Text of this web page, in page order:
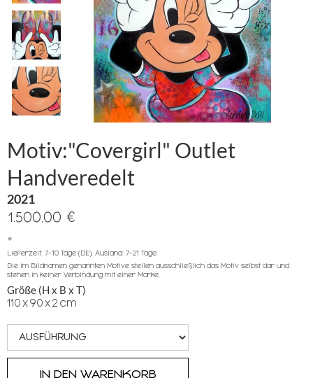
Motiv:"Covergirl" Outlet
Handveredelt
2021
1.500,00 €
*
Lieferzeit: 7-10 Tage (DE), Ausland: 7-21 Tage.
Die im Bildnamen genannten Motive stellen ausschließlich das Motiv selbst dar und
stehen in keiner Verbindung mit einer Marke.
Größe (H x B x T)
110x90x2 cm